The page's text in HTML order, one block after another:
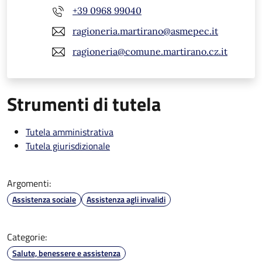
+39 0968 99040
ragioneria.martirano@asmepec.it
ragioneria@comune.martirano.cz.it
Strumenti di tutela
Tutela amministrativa
Tutela giurisdizionale
Argomenti:
Assistenza sociale Assistenza agli invalidi
Categorie:
Salute, benessere e assistenza